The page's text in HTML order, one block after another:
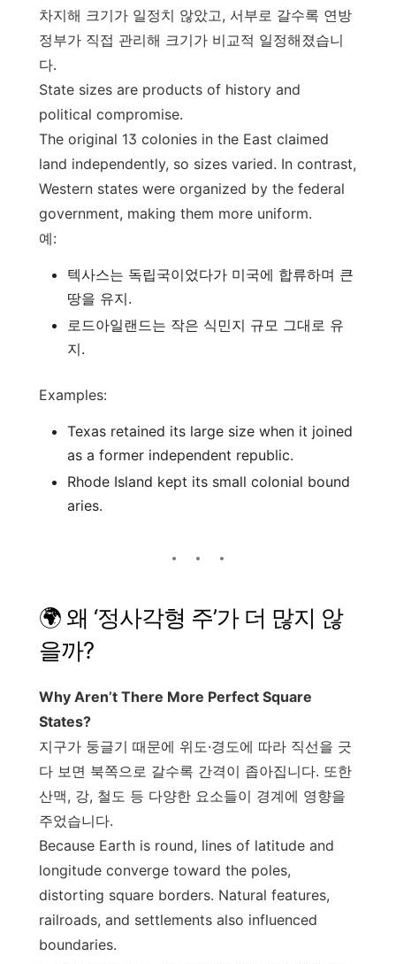
차지해 크기가 일정치 않았고, 서부로 갈수록 연방
정부가 직접 관리해 크기가 비교적 일정해졌습니
다.
State sizes are products of history and
political compromise.
The original 13 colonies in the East claimed
land independently, so sizes varied. In contrast,
Western states were organized by the federal
government, making them more uniform.
예:
텍사스는 독립국이었다가 미국에 합류하며 큰
땅을 유지.
로드아일랜드는 작은 식민지 규모 그대로 유
지.
Examples:
Texas retained its large size when it joined
as a former independent republic.
Rhode Island kept its small colonial bound
aries.
🌍 왜 ‘정사각형 주’가 더 많지 않
을까?
Why Aren’t There More Perfect Square
States?
지구가 둥글기 때문에 위도·경도에 따라 직선을 긋
다 보면 북쪽으로 갈수록 간격이 좁아집니다. 또한
산맥, 강, 철도 등 다양한 요소들이 경계에 영향을
주었습니다.
Because Earth is round, lines of latitude and
longitude converge toward the poles,
distorting square borders. Natural features,
railroads, and settlements also influenced
boundaries.